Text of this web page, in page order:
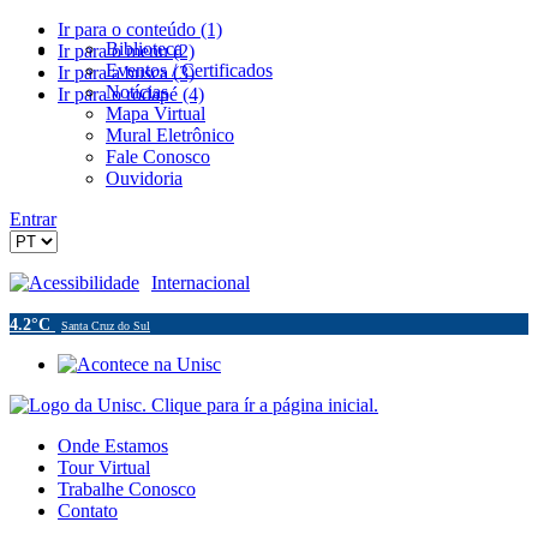
Ir para o conteúdo (1)
Ir para o menu (2)
Ir para a busca (3)
Ir para o rodapé (4)
Biblioteca
Eventos / Certificados
Notícias
Mapa Virtual
Mural Eletrônico
Fale Conosco
Ouvidoria
Entrar
Acessibilidade Internacional
4.2°C Santa Cruz do Sul
Onde Estamos
Tour Virtual
Trabalhe Conosco
Contato